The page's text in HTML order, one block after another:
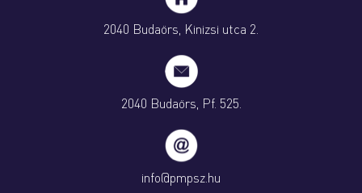
2040 Budaörs, Kinizsi utca 2.
2040 Budaörs, Pf. 525.
info@pmpsz.hu